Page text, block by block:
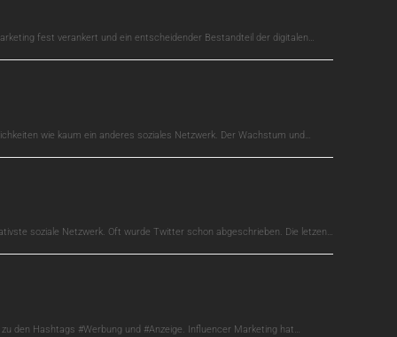
fest verankert und ein entscheidender Bestandteil der digitalen…
wie kaum ein anderes soziales Netzwerk. Der Wachstum und…
soziale Netzwerk. Oft wurde Twitter schon abgeschrieben. Die letzen…
den Hashtags #Werbung und #Anzeige. Influencer Marketing hat…